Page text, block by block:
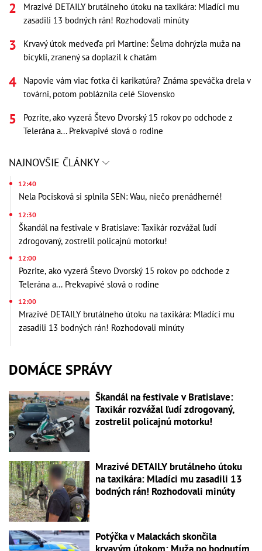
Mrazivé DETAILY brutálneho útoku na taxikára: Mladíci mu
zasadili 13 bodných rán! Rozhodovali minúty
Krvavý útok medveďa pri Martine: Šelma dohrýzla muža na
bicykli, zranený sa doplazil k chatám
Napovie vám viac fotka či karikatúra? Známa speváčka drela v
továrni, potom pobláznila celé Slovensko
Pozrite, ako vyzerá Števo Dvorský 15 rokov po odchode z
Telerána a... Prekvapivé slová o rodine
NAJNOVŠIE ČLÁNKY
12:40
Nela Pocisková si splnila SEN: Wau, niečo prenádherné!
12:30
Škandál na festivale v Bratislave: Taxikár rozvážal ľudí
zdrogovaný, zostrelil policajnú motorku!
12:00
Pozrite, ako vyzerá Števo Dvorský 15 rokov po odchode z
Telerána a... Prekvapivé slová o rodine
12:00
Mrazivé DETAILY brutálneho útoku na taxikára: Mladíci mu
zasadili 13 bodných rán! Rozhodovali minúty
DOMÁCE SPRÁVY
Škandál na festivale v Bratislave:
Taxikár rozvážal ľudí zdrogovaný,
zostrelil policajnú motorku!
Mrazivé DETAILY brutálneho útoku
na taxikára: Mladíci mu zasadili 13
bodných rán! Rozhodovali minúty
Potýčka v Malackách skončila